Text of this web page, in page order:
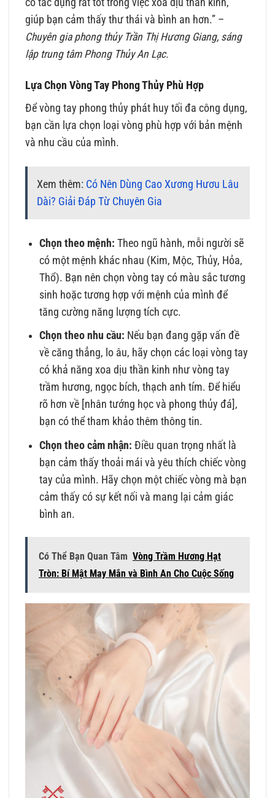
giúp bạn cảm thấy thư thái và bình an hơn.” –
Chuyên gia phong thủy Trần Thị Hương Giang, sáng
lập trung tâm Phong Thủy An Lạc.
Lựa Chọn Vòng Tay Phong Thủy Phù Hợp
Để vòng tay phong thủy phát huy tối đa công dụng,
bạn cần lựa chọn loại vòng phù hợp với bản mệnh
và nhu cầu của mình.
Xem thêm: Có Nên Dùng Cao Xương Hươu Lâu
Dài? Giải Đáp Từ Chuyên Gia
Chọn theo mệnh: Theo ngũ hành, mỗi người sẽ
có một mệnh khác nhau (Kim, Mộc, Thủy, Hỏa,
Thổ). Bạn nên chọn vòng tay có màu sắc tương
sinh hoặc tương hợp với mệnh của mình để
tăng cường năng lượng tích cực.
Chọn theo nhu cầu: Nếu bạn đang gặp vấn đề
về căng thẳng, lo âu, hãy chọn các loại vòng tay
có khả năng xoa dịu thần kinh như vòng tay
trầm hương, ngọc bích, thạch anh tím. Để hiểu
rõ hơn về [nhân tướng học và phong thủy đá],
bạn có thể tham khảo thêm thông tin.
Chọn theo cảm nhận: Điều quan trọng nhất là
bạn cảm thấy thoải mái và yêu thích chiếc vòng
tay của mình. Hãy chọn một chiếc vòng mà bạn
cảm thấy có sự kết nối và mang lại cảm giác
bình an.
Có Thể Bạn Quan Tâm Vòng Trầm Hương Hạt
Tròn: Bí Mật May Mắn và Bình An Cho Cuộc Sống